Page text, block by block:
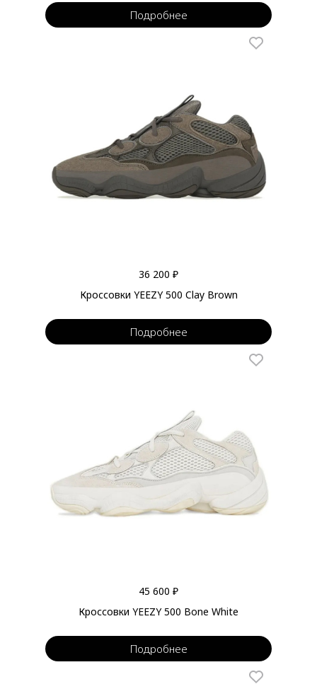
Подробнее
36 200 ₽
Кроссовки YEEZY 500 Clay Brown
Подробнее
45 600 ₽
Кроссовки YEEZY 500 Bone White
Подробнее